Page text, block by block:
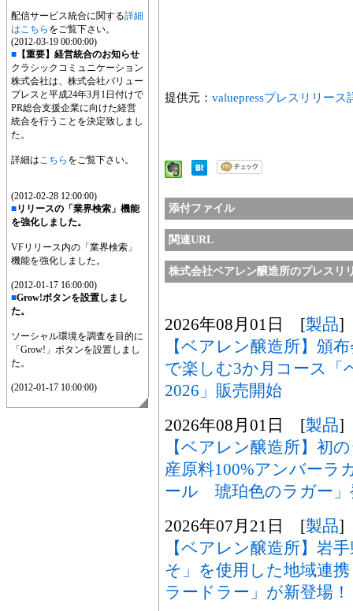
配信サービス統合に関する詳細
はこちら をご覧下さい。
(2012-03-19 00:00:00)
■ 【重要】経営統合のお知らせ
クラシックコミュニケーション
株式会社は、株式会社バリュー
プレスと平成24年3月1日付けで
PR総合支援企業に向けた経営
統合を行うことを決定致しまし
た。
詳細はこちら をご覧下さい。
(2012-02-28 12:00:00)
■リリースの「業界検索」機能
を強化しました。
VFリリース内の「業界検索」
機能を強化しました。
(2012-01-17 16:00:00)
■Grow!ボタンを設置しまし
た。
ソーシャル環境を調査を目的に
「Grow!」ボタンを設置しまし
た。
(2012-01-17 10:00:00)
提供元： valuepressプレスリリース
添付ファイル
関連URL
株式会社ベアレン醸造所のプレスリ
2026年08月01日 [製品]
【ベアレン醸造所】頒
で楽しむ3か月コース
2026」販売開始
2026年08月01日 [製品]
【ベアレン醸造所】初
産原料100%アンバー
ール 琥珀色のラガー」
2026年07月21日 [製品]
【ベアレン醸造所】岩
そ」を使用した地域連
ラードラー」が新登場！